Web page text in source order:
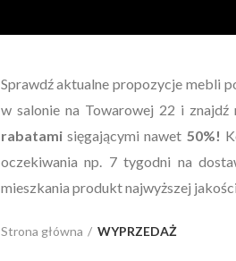
Sprawdź aktualne propozycje mebli
w salonie na Towarowej 22 i
rabatamisięgającymi nawet 50%!
oczekiwania np. 7 tygodni na
mieszkania produkt najwyższej
Strona główna WYPRZEDAŻ